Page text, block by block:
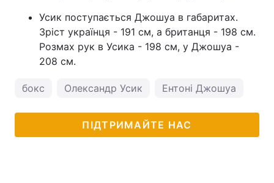
Усик поступається Джошуа в габаритах.
Зріст українця - 191 см, а британця - 198 см.
Розмах рук в Усика - 198 см, у Джошуа -
208 см.
бокс Олександр Усик Ентоні Джошуа
ПІДТРИМАЙТЕ НАС